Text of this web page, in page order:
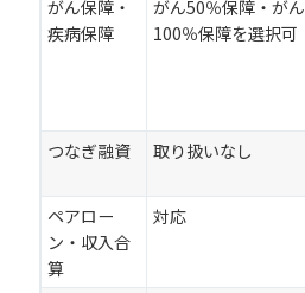
がん保障・
疾病保障
がん50％保障・がん
100％保障を選択可
つなぎ融資
取り扱いなし
ペアロー
ン・収入合
算
対応